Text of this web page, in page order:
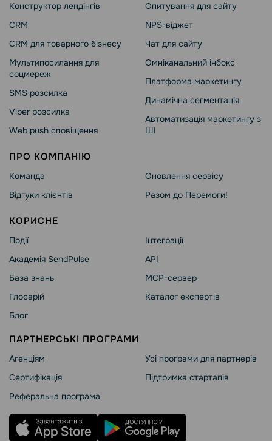
Конструктор лендінгів
CRM
CRM для товарного бізнесу
Мультипосилання для
соцмереж
SMS розсилка
Viber розсилка
Web push сповіщення
Опитування для сайту
NPS-віджет
Чат для сайту
Омніканальний інбокс
Платформа маркетингу
Динамічна сегментація
Автоматизація маркетингу з
ШІ
ПРО КОМПАНІЮ
Команда
Відгуки клієнтів
Оновлення сервісу
Разом до Перемоги!
КОРИСНЕ
Події
Академія SendPulse
База знань
Глосарій
Блог
Інтеграції
API
MCP-сервер
Каталог експертів
ПАРТНЕРСЬКІ ПРОГРАМИ
Агенціям
Сертифікація
Реферальна програма
Усі програми для партнерів
Підтримка стартапів